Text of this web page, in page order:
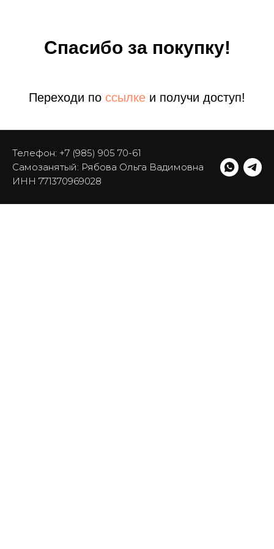
Спасибо за покупку!
Переходи по ссылке и получи доступ!
Телефон: +7 (985) 905 70-61
Самозанятый: Рябова Ольга Вадимовна
ИНН 771370969028